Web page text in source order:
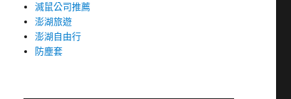
滅鼠公司推薦
澎湖旅遊
澎湖自由行
防塵套